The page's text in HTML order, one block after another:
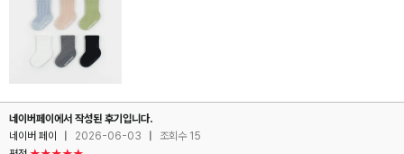
네이버페이에서 작성된 후기입니다.
네이버 페이
2026-06-03
조회수 15